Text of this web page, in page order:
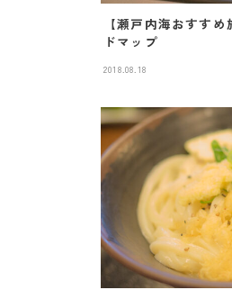
【瀬戸内海おすす
ドマップ
2018.08.18